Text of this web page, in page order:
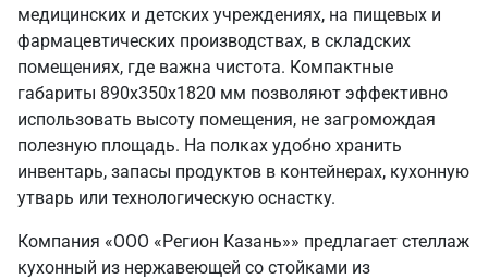
медицинских и детских учреждениях, на пищевых и
фармацевтических производствах, в складских
помещениях, где важна чистота. Компактные
габариты 890х350х1820 мм позволяют эффективно
использовать высоту помещения, не загромождая
полезную площадь. На полках удобно хранить
инвентарь, запасы продуктов в контейнерах, кухонную
утварь или технологическую оснастку.
Компания «ООО «Регион Казань»» предлагает стеллаж
кухонный из нержавеющей со стойками из